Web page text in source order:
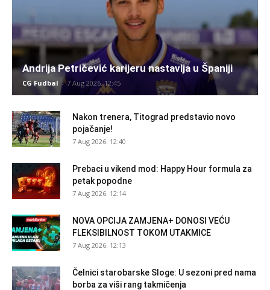
Andrija Petričević karijeru nastavlja u Španiji
CG Fudbal - 7 Aug 2026. 12:45
Nakon trenera, Titograd predstavio novo
pojačanje!
7 Aug 2026. 12:40
Prebaci u vikend mod: Happy Hour formula za
petak popodne
7 Aug 2026. 12:14
NOVA OPCIJA ZAMJENA+ DONOSI VEĆU
FLEKSIBILNOST TOKOM UTAKMICE
7 Aug 2026. 12:13
Čelnici starobarske Sloge: U sezoni pred nama
borba za viši rang takmičenja